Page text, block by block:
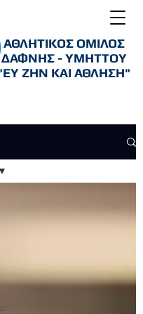
ΑΘΛΗΤΙΚΟΣ ΟΜΙΛΟΣ
ΔΑΦΝΗΣ - ΥΜΗΤΤΟΥ
ΖΗΝ ΚΑΙ ΑΘΛΗΣΗ"